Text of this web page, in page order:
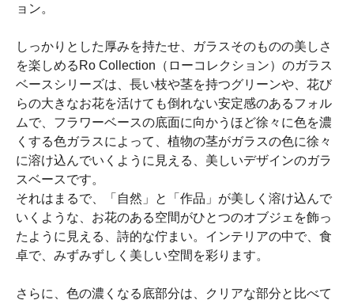
ョン。
しっかりとした厚みを持たせ、ガラスそのものの美しさ
を楽しめるRo Collection（ローコレクション）のガラス
ベースシリーズは、長い枝や茎を持つグリーンや、花び
らの大きなお花を活けても倒れない安定感のあるフォル
ムで、フラワーベースの底面に向かうほど徐々に色を濃
くする色ガラスによって、植物の茎がガラスの色に徐々
に溶け込んでいくように見える、美しいデザインのガラ
スベースです。
それはまるで、「自然」と「作品」が美しく溶け込んで
いくような、お花のある空間がひとつのオブジェを飾っ
たように見える、詩的な佇まい。インテリアの中で、食
卓で、みずみずしく美しい空間を彩ります。
さらに、色の濃くなる底部分は、クリアな部分と比べて